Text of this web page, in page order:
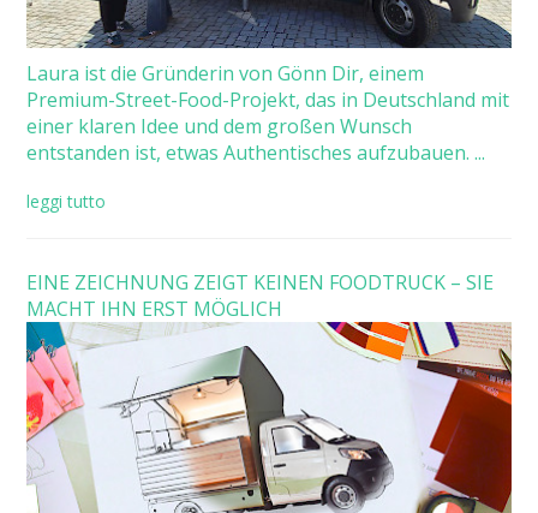
Laura ist die Gründerin von Gönn Dir, einem
Premium-Street-Food-Projekt, das in Deutschland mit
einer klaren Idee und dem großen Wunsch
entstanden ist, etwas Authentisches aufzubauen. ...
leggi tutto
EINE ZEICHNUNG ZEIGT KEINEN FOODTRUCK – SIE
MACHT IHN ERST MÖGLICH